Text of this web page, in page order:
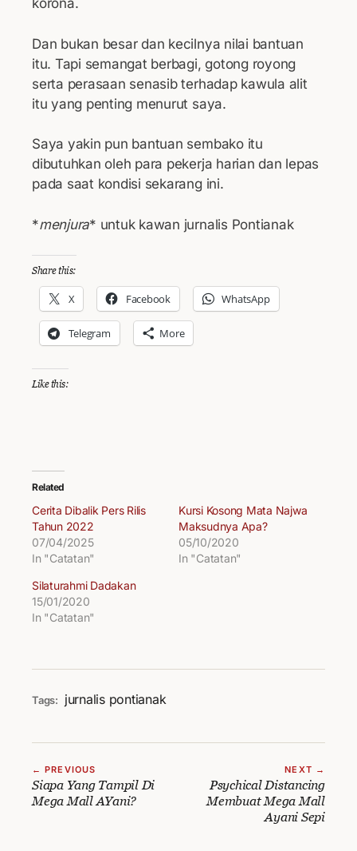
korona.
Dan bukan besar dan kecilnya nilai bantuan
itu. Tapi semangat berbagi, gotong royong
serta perasaan senasib terhadap kawula alit
itu yang penting menurut saya.
Saya yakin pun bantuan sembako itu
dibutuhkan oleh para pekerja harian dan lepas
pada saat kondisi sekarang ini.
*menjura* untuk kawan jurnalis Pontianak
Share this:
X Facebook WhatsApp
Telegram More
Like this:
Related
Cerita Dibalik Pers Rilis
Tahun 2022
07/04/2025
In "Catatan"
Kursi Kosong Mata Najwa
Maksudnya Apa?
05/10/2020
In "Catatan"
Silaturahmi Dadakan
15/01/2020
In "Catatan"
Tags: jurnalis pontianak
← PREVIOUS
Siapa Yang Tampil Di
Mega Mall AYani?
NEXT →
Psychical Distancing
Membuat Mega Mall
Ayani Sepi